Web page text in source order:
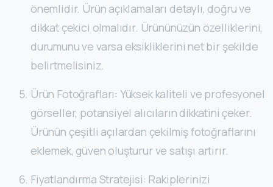
önemlidir. Ürün açıklamaları detaylı, doğru ve
dikkat çekici olmalıdır. Ürününüzün özelliklerini,
durumunu ve varsa eksikliklerini net bir şekilde
belirtmelisiniz.
Ürün Fotoğrafları: Yüksek kaliteli ve profesyonel
görseller, potansiyel alıcıların dikkatini çeker.
Ürünün çeşitli açılardan çekilmiş fotoğraflarını
eklemek, güven oluşturur ve satışı artırır.
Fiyatlandırma Stratejisi: Rakiplerinizi